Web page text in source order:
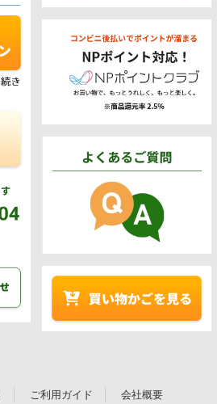
ご利用ガイド
会社概要